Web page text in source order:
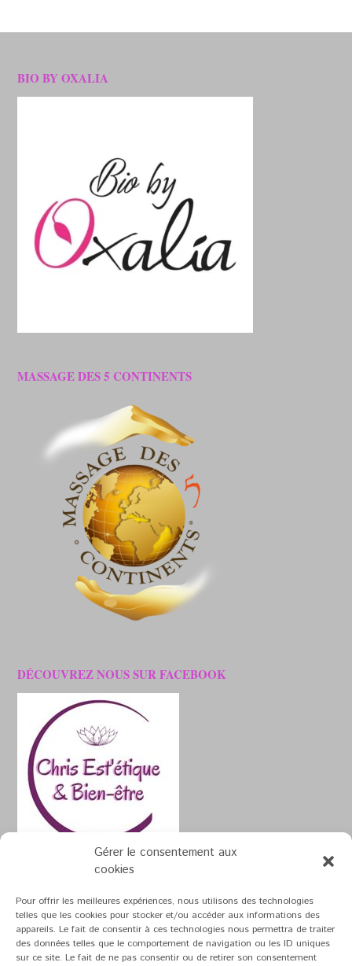
Gérer le consentement aux
cookies
Pour offrir les meilleures expériences, nous utilisons des technologies
telles que les cookies pour stocker et/ou accéder aux informations des
appareils. Le fait de consentir à ces technologies nous permettra de traiter
des données telles que le comportement de navigation ou les ID uniques
sur ce site. Le fait de ne pas consentir ou de retirer son consentement
BIO BY OXALIA
MASSAGE DES 5 CONTINENTS
DÉCOUVREZ NOUS SUR FACEBOOK
Theme byOut the Box
Mentions Légales